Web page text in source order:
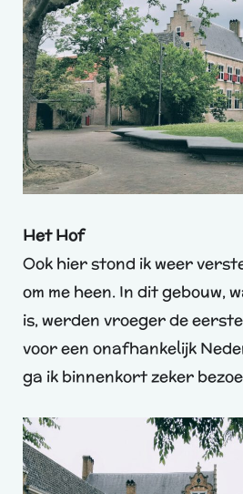
Het Hof
Ook hier stond ik weer
om me heen. In dit gebouw,
is, werden vroeger de
voor een onafhankelijk
ga ik binnenkort zeker